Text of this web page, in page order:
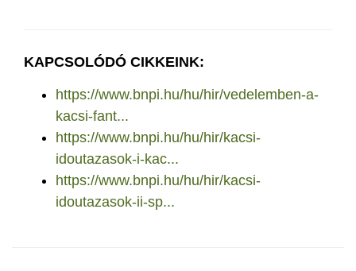
KAPCSOLÓDÓ CIKKEINK:
https://www.bnpi.hu/hu/hir/vedelemben-a-
kacsi-fant...
https://www.bnpi.hu/hu/hir/kacsi-
idoutazasok-i-kac...
https://www.bnpi.hu/hu/hir/kacsi-
idoutazasok-ii-sp...